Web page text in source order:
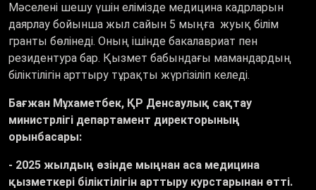
Мәселені шешу үшін елімізде медицина кадрларын
даярлау бойынша жыл сайын 5 мыңға жуық білім
гранты бөлінеді. Оның ішінде бакалавриат пен
резидентура бар. Қызмет бабындағы мамандардың
біліктілігін арттыру тұрақты жүргізіліп келеді.
Бағжан Мұхаметбек, ҚР Денсаулық сақтау
министрлігі департамент директорының
орынбасары:
- 2025 жылдың өзінде мыңнан аса медицина
қызметкері біліктілігін арттыру курстарынан өтті.